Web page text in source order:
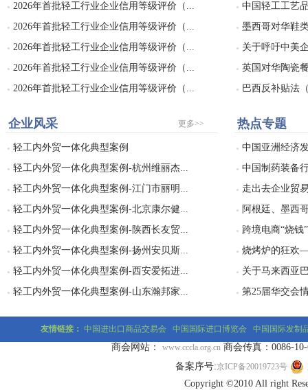
● 2026年首批轻工行业企业信用等级评价（...
● 2026年首批轻工行业企业信用等级评价（...
● 2026年首批轻工行业企业信用等级评价（...
● 2026年首批轻工行业企业信用等级评价（...
● 2026年首批轻工行业企业信用等级评价（...
● 中国轻工工艺
● 墨西哥对华鞋
● 关于呼吁中美
● 英国对华陶瓷
● 巴西反补贴法
企业风采 更多>>
● 轻工内外贸一体化典型案例
● 轻工内外贸一体化典型案例-杭州维丽杰...
● 轻工内外贸一体化典型案例-江门市丽明...
● 轻工内外贸一体化典型案例-北京康尔健...
● 轻工内外贸一体化典型案例-陕西长友贸...
● 轻工内外贸一体化典型案例-扬州安贝斯...
● 轻工内外贸一体化典型案例-西安爱拓进...
● 轻工内外贸一体化典型案例-山东瀚邦家...
热点专题
● 中国亚洲经济
● 中国制药装备
● 走出去企业贸
● 阿根廷、墨西
● 跨境电商“烧钱
● 烧烤炉的狂欢
● 关于马来西亚
● 第25届华交会
友情链接： 中国进出口商品交易会 中国国际进口博览会 中国国际发制
商会网站： www.cccla.org.cn 商会传真：0086-10-
备案序号:京ICP备20019723号
Copyright ©2010 All right